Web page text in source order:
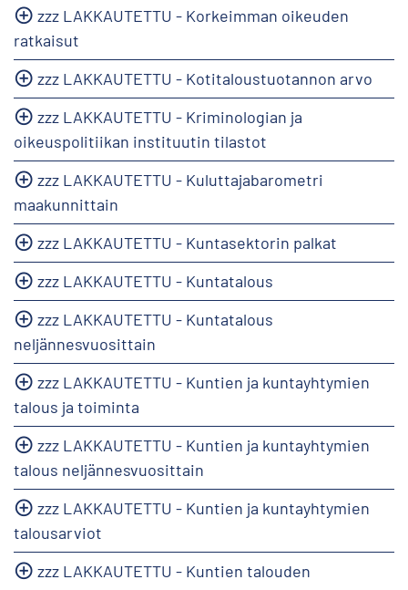
zzz LAKKAUTETTU - Korkeimman oikeuden
ratkaisut
zzz LAKKAUTETTU - Kotitaloustuotannon arvo
zzz LAKKAUTETTU - Kriminologian ja
oikeuspolitiikan instituutin tilastot
zzz LAKKAUTETTU - Kuluttajabarometri
maakunnittain
zzz LAKKAUTETTU - Kuntasektorin palkat
zzz LAKKAUTETTU - Kuntatalous
zzz LAKKAUTETTU - Kuntatalous
neljännesvuosittain
zzz LAKKAUTETTU - Kuntien ja kuntayhtymien
talous ja toiminta
zzz LAKKAUTETTU - Kuntien ja kuntayhtymien
talous neljännesvuosittain
zzz LAKKAUTETTU - Kuntien ja kuntayhtymien
talousarviot
zzz LAKKAUTETTU - Kuntien talouden